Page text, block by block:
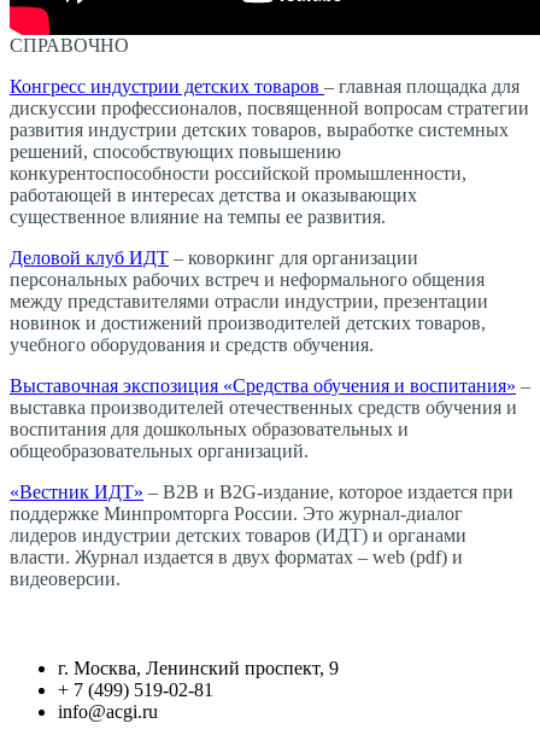
СПРАВОЧНО
Конгресс индустрии детских товаров – главная площадка для
дискуссии профессионалов, посвященной вопросам стратегии
развития индустрии детских товаров, выработке системных
решений, способствующих повышению
конкурентоспособности российской промышленности,
работающей в интересах детства и оказывающих
существенное влияние на темпы ее развития.
Деловой клуб ИДТ – коворкинг для организации
персональных рабочих встреч и неформального общения
между представителями отрасли индустрии, презентации
новинок и достижений производителей детских товаров,
учебного оборудования и средств обучения.
Выставочная экспозиция «Средства обучения и воспитания» –
выставка производителей отечественных средств обучения и
воспитания для дошкольных образовательных и
общеобразовательных организаций.
«Вестник ИДТ» – B2B и B2G-издание, которое издается при
поддержке Минпромторга России. Это журнал-диалог
лидеров индустрии детских товаров (ИДТ) и органами
власти. Журнал издается в двух форматах – web (pdf) и
видеоверсии.
г. Москва, Ленинский проспект, 9
+ 7 (499) 519-02-81
info@acgi.ru